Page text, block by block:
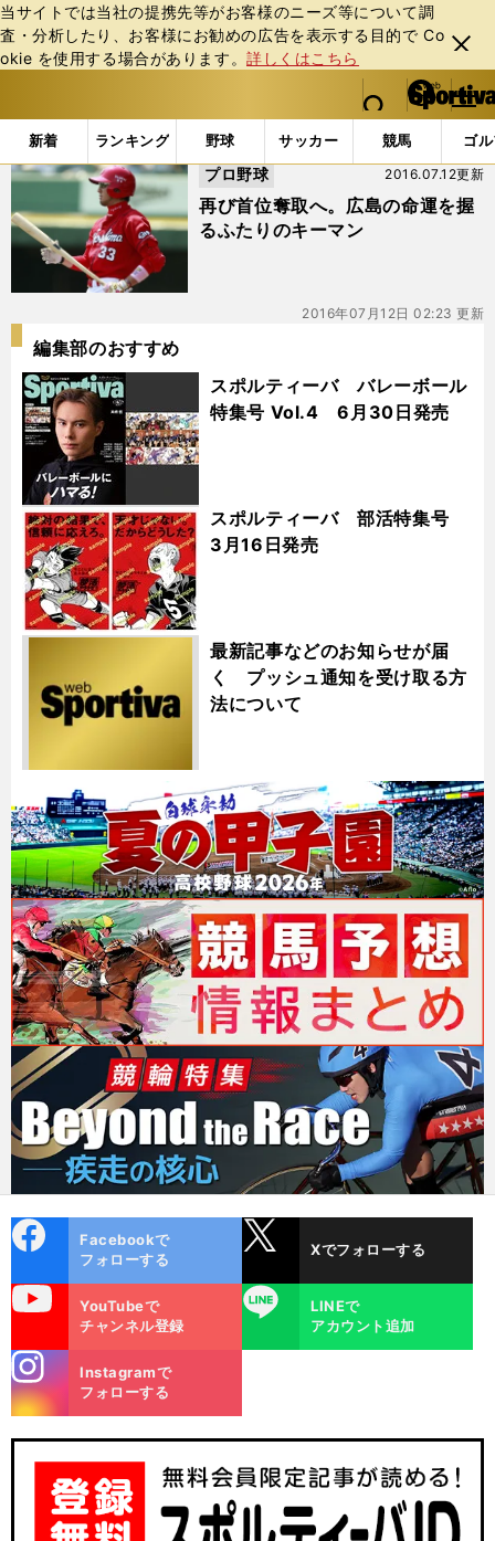
当サイトでは当社の提携先等がお客様のニーズ等について調
査・分析したり、お客様にお勧めの広告を表⽰する⽬的で Co
okie を使⽤する場合があります。詳しくはこちら
閉じ
る
web Sportiva (webスポルティーバ)
検索
マイペ
ー
ジ
メニュ
新着 ランキング 野球 サッカー 競馬 ゴ
b
ス
ポ
テ
ィ
バ
「#首位陥落」の最新ニュース・ 情報
再び首位奪取へ。広島の命運を握
るふたりのキーマン
2016.07.12更新
プロ野球
2016年07月12日 02:23 更新
編集部のおすすめ
スポルティーバ バレーボール
特集号 Vol.4 6月30日発売
スポルティーバ 部活特集号
3月16日発売
最新記事などのお知らせが届
く プッシュ通知を受け取る方
法について
ok
Facebookで
フォローする
Xでフォローする
YouTubeで
チャンネル登録
LINE
LINEで
アカウント追加
m
Instagramで
フォローする